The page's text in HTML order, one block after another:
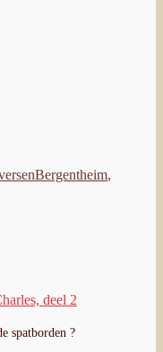
Bergentheim,
deel 2
spatborden ?